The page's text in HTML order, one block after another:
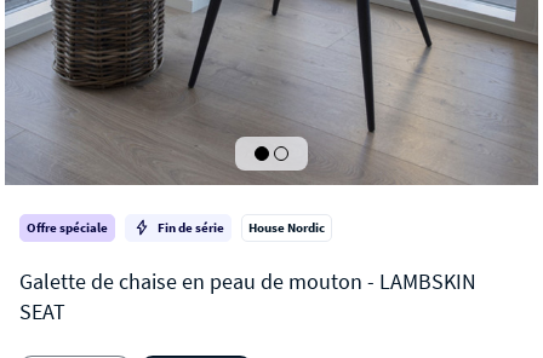
Offre spéciale Fin de série House Nordic